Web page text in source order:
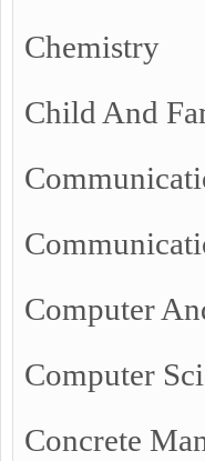
Chemistry
Child And
Computer
Computer
Concrete